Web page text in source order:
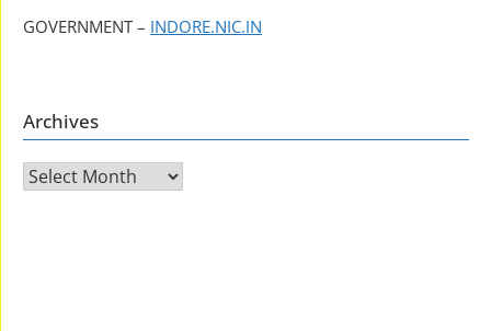
GOVERNMENT – INDORE.NIC.IN
Archives
Archives